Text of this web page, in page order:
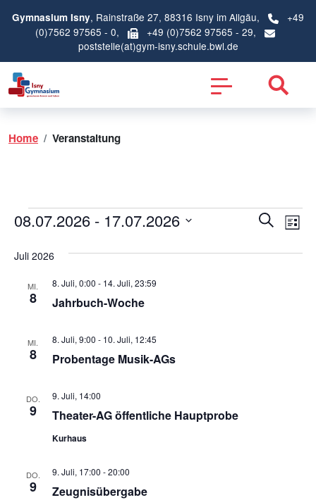
Gymnasium Isny, Rainstraße 27, 88316 Isny im Allgäu,
+49
(0)7562 97565 - 0,
+49 (0)7562 97565 - 29,
poststelle(at)gym-isny.schule.bwl.de
Home Veranstaltung
Veranstaltungen
Suche
und
SucheListe
08.07.2026 - 17.07.2026
wählen.
Juli 2026
MI.
8 Jahrbuch-Woche
8. Juli, 0:00 - 14. Juli, 23:59
MI.
8 Probentage Musik-AGs
8. Juli, 9:00 - 10. Juli, 12:45
DO.
9 Theater-AG öffentliche Hauptprobe
9. Juli, 14:00
Kurhaus
DO.
9 Zeugnisübergabe
9. Juli, 17:00 -20:00